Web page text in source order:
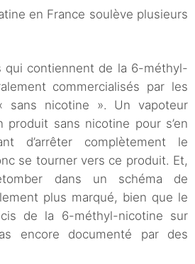
en France soulève plusieurs
qui contiennent de la 6-méthyl-
commercialisés par les
sans nicotine ». Un vapoteur
produit sans nicotine pour s’en
d’arrêter complètement le
se tourner vers ce produit. Et,
dans un schéma de
plus marqué, bien que le
de la 6-méthyl-nicotine sur
encore documenté par des